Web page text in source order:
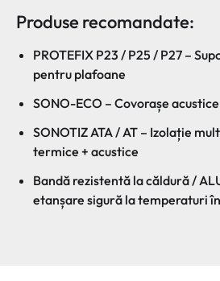
Produse recomandate:
PROTEFIX P23 / P25 / P27 –
pentru plafoane
SONO-ECO – Covorașe
SONOTIZ ATA / AT – Izolație
termice + acustice
Bandă rezistentă la căldură /
etanșare sigură la temperaturi